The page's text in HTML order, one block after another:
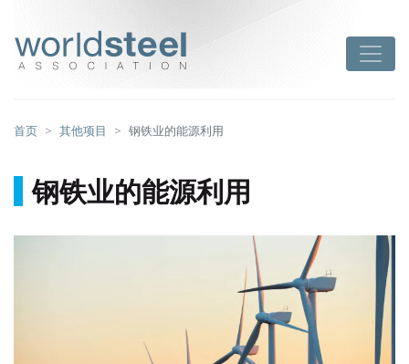
首页 其他项目 钢铁业的能源利用
钢铁业的能源利用